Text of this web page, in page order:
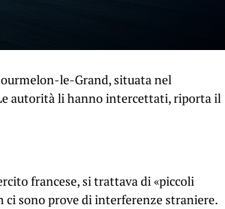
le-Grand, situata nel
autorità li hanno intercettati, riporta il
francese, si trattava di «piccoli
sono prove di interferenze straniere.